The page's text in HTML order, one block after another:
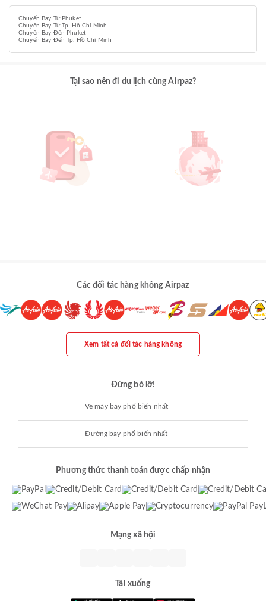
Chuyến Bay Từ Phuket
Chuyến Bay Từ Tp. Hồ Chí Minh
Chuyến Bay Đến Phuket
Chuyến Bay Đến Tp. Hồ Chí Minh
Tại sao nên đi du lịch cùng Airpaz?
Các đối tác hàng không Airpaz
Xem tất cả đối tác hàng không
Đừng bỏ lỡ!
Vé máy bay phổ biến nhất
Đường bay phổ biến nhất
Phương thức thanh toán được chấp nhận
Mạng xã hội
Tải xuống